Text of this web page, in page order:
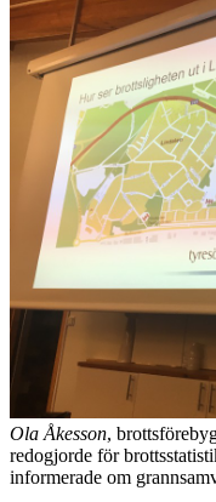
Ola Åkesson,
redogjorde för
informerade om